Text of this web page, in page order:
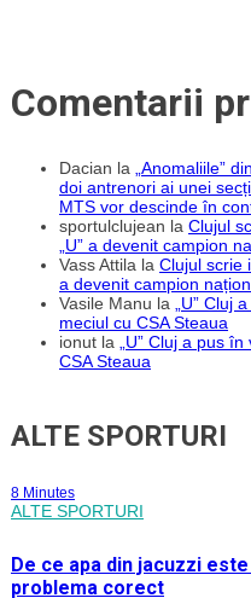
Comentarii
Dacian la
„Anomaliile”
doi antrenori ai unei
MTS vor descinde în
sportulclujean la Clujul
„U” a devenit campion
Vass Attila la Clujul scrie
a devenit campion
Vasile Manu la
„U” Cluj
meciul cu CSA Steaua
ionut la
„U” Cluj a pus
CSA Steaua
ALTE SPORTURI
8 Minutes
ALTE SPORTURI
De ce apa din jacuzzi
problema corect